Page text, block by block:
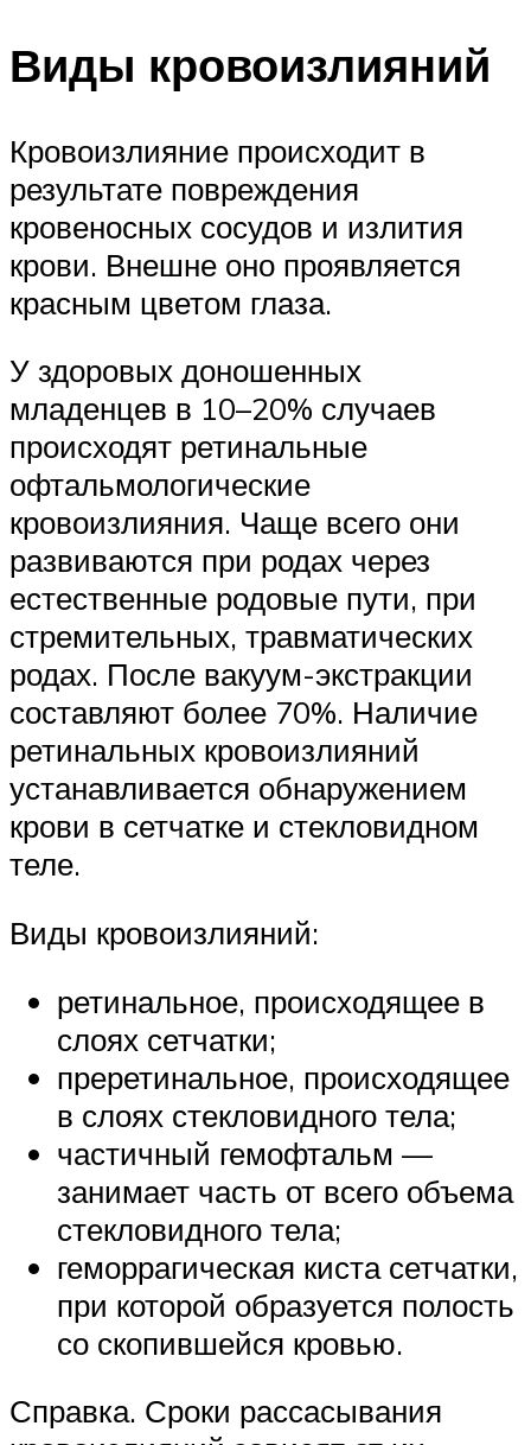
Виды кровоизлияний
Кровоизлияние происходит в
результате повреждения
кровеносных сосудов и излития
крови. Внешне оно проявляется
красным цветом глаза.
У здоровых доношенных
младенцев в 10–20% случаев
происходят ретинальные
офтальмологические
кровоизлияния. Чаще всего они
развиваются при родах через
естественные родовые пути, при
стремительных, травматических
родах. После вакуум-экстракции
составляют более 70%. Наличие
ретинальных кровоизлияний
устанавливается обнаружением
крови в сетчатке и стекловидном
теле.
Виды кровоизлияний:
ретинальное, происходящее в
слоях сетчатки;
преретинальное, происходящее
в слоях стекловидного тела;
частичный гемофтальм —
занимает часть от всего объема
стекловидного тела;
геморрагическая киста сетчатки,
при которой образуется полость
со скопившейся кровью.
Справка. Сроки рассасывания